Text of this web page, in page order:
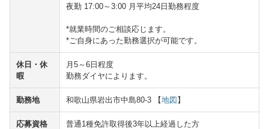
夜勤 17:00～3:00 月平均24日勤務程度
*就業時間のご相談応じます。
*ご自身にあった勤務選択が可能です。
休日・休
暇
月5～6日程度
勤務ダイヤによります。
勤務地 和歌山県岩出市中島80-3 【地図】
応募資格
普通1種免許取得後3年以上経過した方